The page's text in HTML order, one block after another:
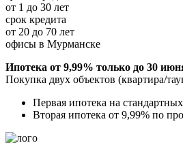
от 1 до 30 лет
срок кредита
от 20 до 70 лет
офисы в Мурманске
Ипотека от 9,99% только до 30
Покупка двух объектов (квартира/
Первая ипотека на
Вторая ипотека от 9,99% по